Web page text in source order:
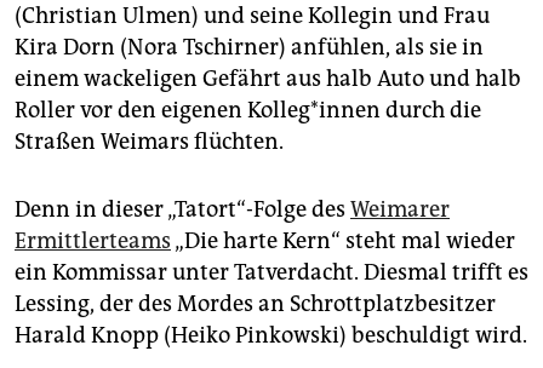
abo
genossenschaft
epaper login
(Christian Ulmen) und seine Kollegin und Frau
Kira Dorn (Nora Tschirner) anfühlen, als sie in
einem wackeligen Gefährt aus halb Auto und halb
Roller vor den eigenen Kolleg*innen durch die
Straßen Weimars flüchten.
Denn in dieser „Tatort“-Folge des Weimarer
Ermittlerteams „Die harte Kern“ steht mal wieder
ein Kommissar unter Tatverdacht. Diesmal trifft es
Lessing, der des Mordes an Schrottplatzbesitzer
Harald Knopp (Heiko Pinkowski) beschuldigt wird.